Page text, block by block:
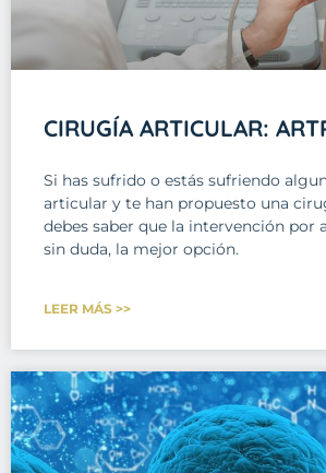
CIRUGÍA ARTICULAR:
Si has sufrido o estás sufriendo
articular y te han propuesto una
debes saber que la intervención por
sin duda, la mejor opción.
LEER MÁS >>